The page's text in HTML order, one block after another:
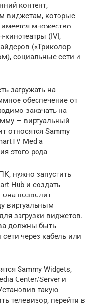
контент,
виджетам, которые
множество
кинотеатры (IVI,
(«Триколор
социальные сети и
загружать на
обеспечение от
закачать на
— виртуальный
относятся Sammy
Media
этого рода
нужно запустить
Hub и создать
она позволит
виртуальным
загрузки виджетов.
должны быть
через кабель или
Sammy Widgets,
Center/Server и
такую
телевизор, перейти в